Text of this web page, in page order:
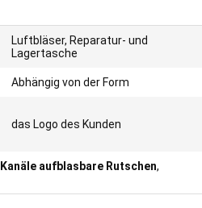
Luftbläser, Reparatur- und
Lagertasche
Abhängig von der Form
das Logo des Kunden
aufblasbare Rutschen,